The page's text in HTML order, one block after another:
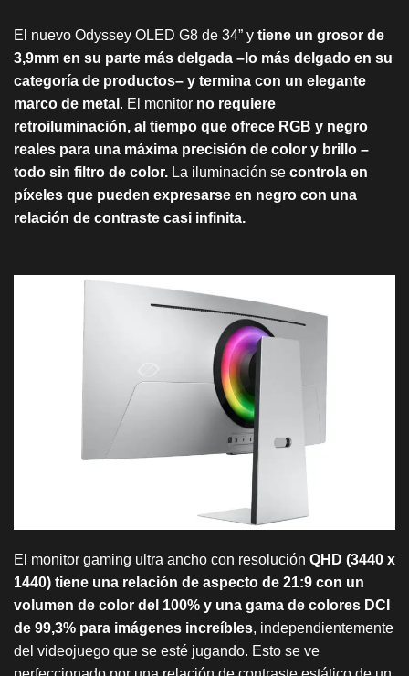
El nuevo Odyssey OLED G8 de 34” y tiene un grosor de
3,9mm en su parte más delgada –lo más delgado en su
categoría de productos– y termina con un elegante
marco de metal . El monitor no requiere
retroiluminación, al tiempo que ofrece RGB y negro
reales para una máxima precisión de color y brillo –
todo sin filtro de color. La iluminación se controla en
píxeles que pueden expresarse en negro con una
relación de contraste casi infinita.
El monitor gaming ultra ancho con resolución QHD (3440 x
1440) tiene una relación de aspecto de 21:9 con un
volumen de color del 100% y una gama de colores DCI
de 99,3% para imágenes increíbles, independientemente
del videojuego que se esté jugando. Esto se ve